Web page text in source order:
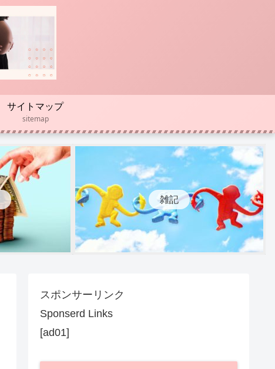
サイトマップ
sitemap
雑記
スポンサーリンク
Sponserd Links
[ad01]